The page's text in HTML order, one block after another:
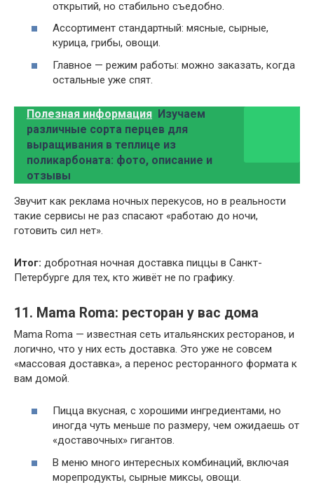
открытий, но стабильно съедобно.
Ассортимент стандартный: мясные, сырные,
курица, грибы, овощи.
Главное — режим работы: можно заказать, когда
остальные уже спят.
Полезная информация Изучаем
различные сорта перцев для
выращивания в теплице из
поликарбоната: фото, описание и
отзывы
Звучит как реклама ночных перекусов, но в реальности
такие сервисы не раз спасают «работаю до ночи,
готовить сил нет».
Итог: добротная ночная доставка пиццы в Санкт-
Петербурге для тех, кто живёт не по графику.
11. Mama Roma: ресторан у вас дома
Mama Roma — известная сеть итальянских ресторанов, и
логично, что у них есть доставка. Это уже не совсем
«массовая доставка», а перенос ресторанного формата к
вам домой.
Пицца вкусная, с хорошими ингредиентами, но
иногда чуть меньше по размеру, чем ожидаешь от
«доставочных» гигантов.
В меню много интересных комбинаций, включая
морепродукты, сырные миксы, овощи.